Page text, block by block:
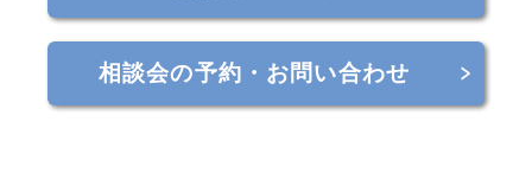
2026/10/24（土）
[ 無料・要予約 ]
（時間帯選択可）
相談会の予約・お問い合わせ